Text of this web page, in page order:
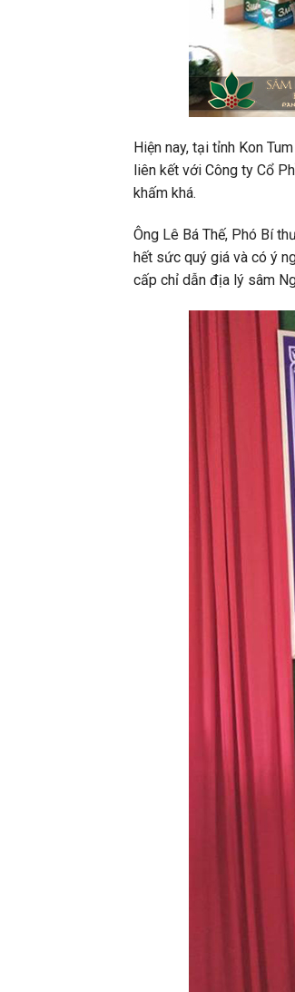
Hiện nay, tại tỉnh Kon
liên kết với Công ty Cổ
khấm khá.
Ông Lê Bá Thế, Phó Bí
hết sức quý giá và có ý
cấp chỉ dẫn địa lý sâm